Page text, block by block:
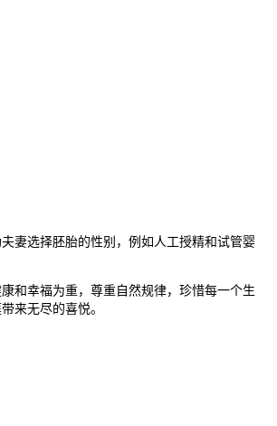
妻选择胚胎的性别，例如人工授精和试管婴
和幸福为重，尊重自然规律，珍惜每一个生
来无尽的喜悦。